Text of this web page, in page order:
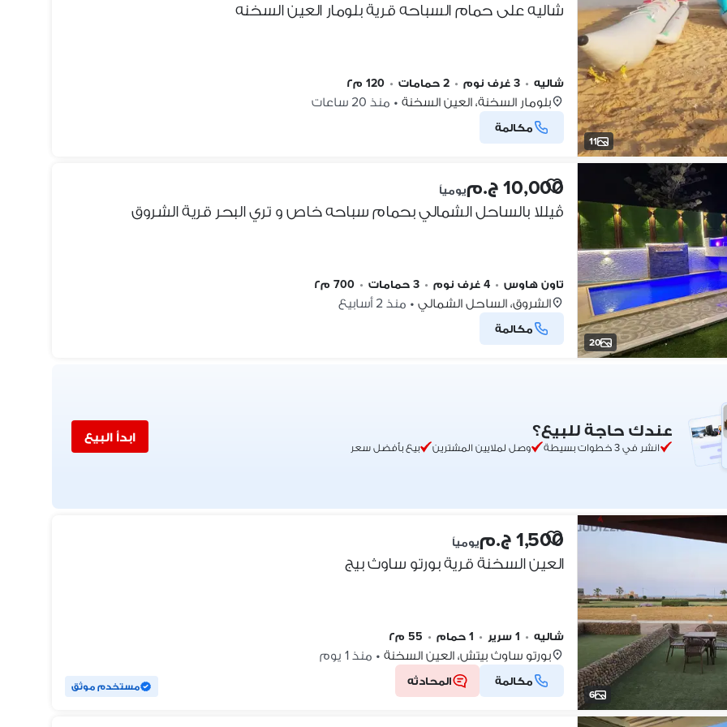
11
شاليه على حمام السباحه قرية بلومار العين السخنه
شاليه • 3 غرف نوم • 2 حمامات • 120 م٢
بلومار السخنة، العين السخنة • منذ 20 ساعات
مكالمة
20
10,000 ج.م يومياً
ڤيللا بالساحل الشمالي بحمام سباحه خاص و تري البحر قرية الشروق
تاون هاوس • 4 غرف نوم • 3 حمامات • 700 م٢
الشروق، الساحل الشمالي • منذ 2 أسابيع
مكالمة
عندك حاجة للبيع؟
انشر في 3 خطوات بسيطة وصل لملايين المشترين بيع بأفضل سعر
ابدأ البيع
6
1,500 ج.م يومياً
العين السخنة قرية بورتو ساوث بيج
شاليه • 1 سرير • 1 حمام • 55 م٢
بورتو ساوث بيتش، العين السخنة • منذ 1 يوم
مكالمة المحادثه مستخدم موثق